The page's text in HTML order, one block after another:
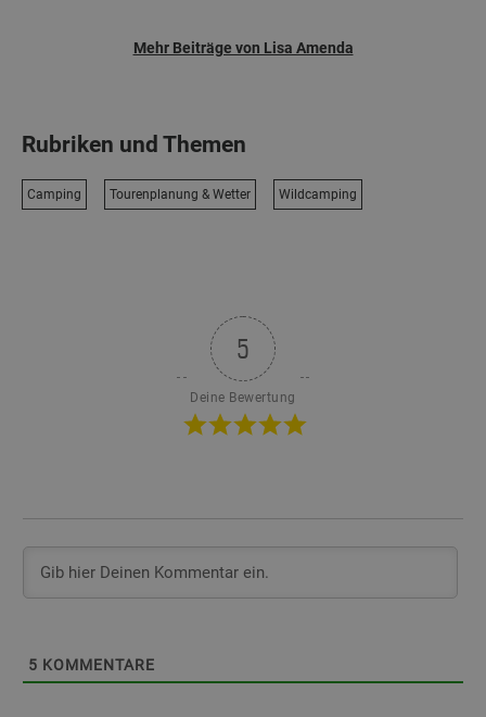
Mehr Beiträge von Lisa Amenda
Rubriken und Themen
Camping Tourenplanung & Wetter Wildcamping
5
Deine Bewertung
5 KOMMENTARE